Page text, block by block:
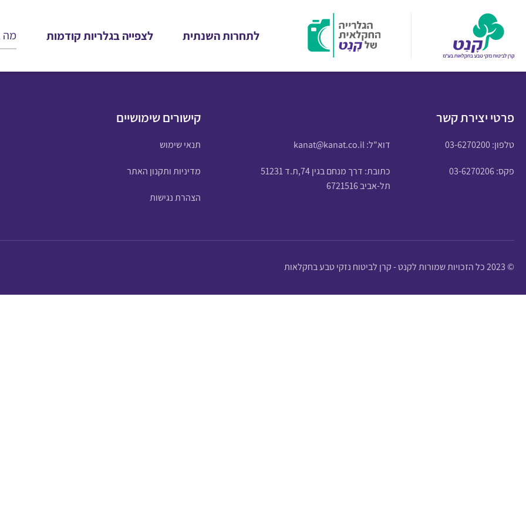
לתחרות השנתית לצפייה בגלריות קודמות
פרטי יצירת קשר
טלפון:03-6270200 דוא"ל:kanat@kanat.co.il
פקס: 03-6270206
כתובת: דרך מנחם בגין 74,ת.ד 51231
תל-אביב 6721516
קישורים שימושיים
תנאי שימוש
מדיניות ותקנון האתר
הצהרת נגישות
© 2023 כל הזכויות שמורות לקנט - קרן לביטוח נזקי טבע בחקלאות